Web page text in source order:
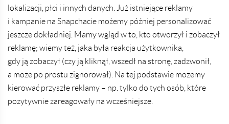
lokalizacji, płci i innych danych. Już istniejące reklamy
i kampanie na Snapchacie możemy później personalizować
jeszcze dokładniej. Mamy wgląd w to, kto otworzył i zobaczył
reklamę; wiemy też, jaka była reakcja użytkownika,
gdy ją zobaczył (czy ją kliknął, wszedł na stronę, zadzwonił,
a może po prostu zignorował). Na tej podstawie możemy
kierować przyszłe reklamy – np. tylko do tych osób, które
pozytywnie zareagowały na wcześniejsze.